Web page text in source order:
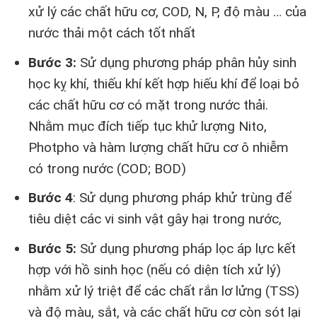
xử lý các chất hữu cơ, COD, N, P, độ màu … của
nước thải một cách tốt nhất
Bước 3: Sử dụng phương pháp phân hủy sinh
học kỵ khí, thiếu khí kết hợp hiếu khí để loại bỏ
các chất hữu cơ có mặt trong nước thải.
Nhằm mục đích tiếp tục khử lượng Nito,
Photpho và hàm lượng chất hữu cơ ô nhiễm
có trong nước (COD; BOD)
Bước 4: Sử dụng phương pháp khử trùng để
tiêu diệt các vi sinh vật gây hại trong nước,
Bước 5: Sử dụng phương pháp lọc áp lực kết
hợp với hồ sinh học (nếu có diện tích xử lý)
nhằm xử lý triệt để các chất rắn lơ lửng (TSS)
và độ màu, sắt, và các chất hữu cơ còn sót lại